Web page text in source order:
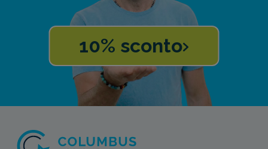
10% sconto